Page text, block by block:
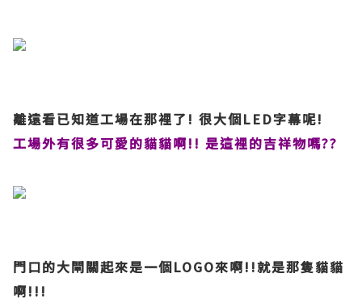
離遠看已知道工場在那裡了! 很大個LED字幕呢!
工場外有很多可愛的貓貓啊!! 是這裡的吉祥物嗎??
門口的大閘關起來是一個LOGO來啊!!就是那隻貓貓
啊!!!